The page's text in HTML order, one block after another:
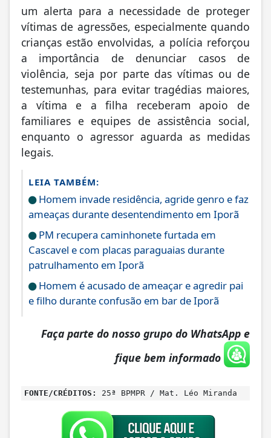
um alerta para a necessidade de proteger
vítimas de agressões, especialmente quando
crianças estão envolvidas, a polícia reforçou
a importância de denunciar casos de
violência, seja por parte das vítimas ou de
testemunhas, para evitar tragédias maiores,
a vítima e a filha receberam apoio de
familiares e equipes de assistência social,
enquanto o agressor aguarda as medidas
legais.
LEIA TAMBÉM:
Homem invade residência, agride genro e faz
ameaças durante desentendimento em Iporã
PM recupera caminhonete furtada em
Cascavel e com placas paraguaias durante
patrulhamento em Iporã
Homem é acusado de ameaçar e agredir pai
e filho durante confusão em bar de Iporã
Faça parte do nosso grupo do WhatsApp e
fique bem informado
FONTE/CRÉDITOS: 25ª BPMPR / Mat. Léo Miranda